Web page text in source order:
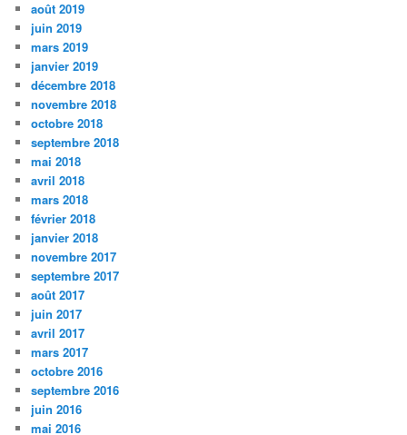
août 2019
juin 2019
mars 2019
janvier 2019
décembre 2018
novembre 2018
octobre 2018
septembre 2018
mai 2018
avril 2018
mars 2018
février 2018
janvier 2018
novembre 2017
septembre 2017
août 2017
juin 2017
avril 2017
mars 2017
octobre 2016
septembre 2016
juin 2016
mai 2016